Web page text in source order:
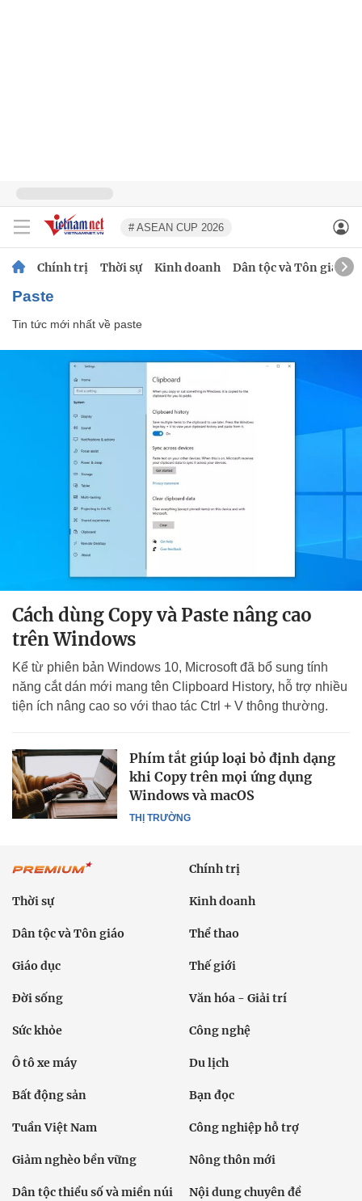
# ASEAN CUP 2026
Chính trị Thời sự Kinh doanh Dân tộc và Tôn giáo
paste
Tin tức mới nhất về paste
Cách dùng Copy và Paste nâng cao
trên Windows
Kể từ phiên bản Windows 10, Microsoft đã bổ sung tính
năng cắt dán mới mang tên Clipboard History, hỗ trợ nhiều
tiện ích nâng cao so với thao tác Ctrl + V thông thường.
THỊ TRƯỜNG
Phím tắt giúp loại bỏ định dạng
khi Copy trên mọi ứng dụng
Windows và macOS
Chính trị
Thời sự Kinh doanh
Dân tộc và Tôn giáo Thể thao
Giáo dục Thế giới
Đời sống Văn hóa - Giải trí
Sức khỏe Công nghệ
Ô tô xe máy Du lịch
Bất động sản Bạn đọc
Tuần Việt Nam Công nghiệp hỗ trợ
Giảm nghèo bền vững Nông thôn mới
Dân tộc thiểu số và miền núi Nội dung chuyên đề